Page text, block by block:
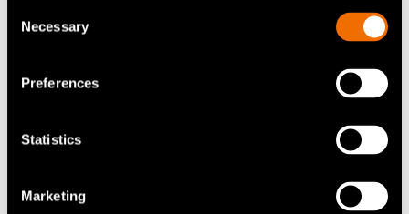
Selection
Necessary
Preferences
Statistics
Marketing
Case: Suomen Malmijalostus –
Kustannussäästöjä ja pienempi hiilijalanjälki
purkuveden natriumsulfaattia kierrättämällä